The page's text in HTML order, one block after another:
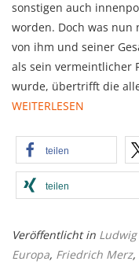
sonstigen auch
worden. Doch was nun
von ihm und seiner
als sein vermeintlicher
wurde, übertrifft die
WEITERLESEN
teilen
teilen
Veröffentlicht in
Europa, Friedrich Merz,